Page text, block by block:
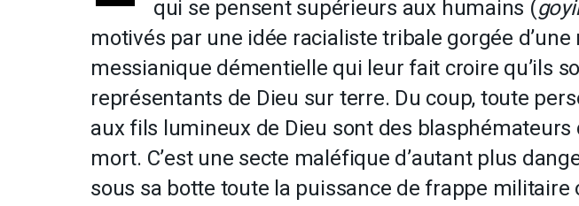
qui se pensent supérieurs aux humains (
motivés par une idée racialiste tribale gorgée
messianique démentielle qui leur fait croire qu’ils
représentants de Dieu sur terre. Du coup, toute
aux fils lumineux de Dieu sont des
mort. C’est une secte maléfique d’autant plus
sous sa botte toute la puissance de frappe militaire